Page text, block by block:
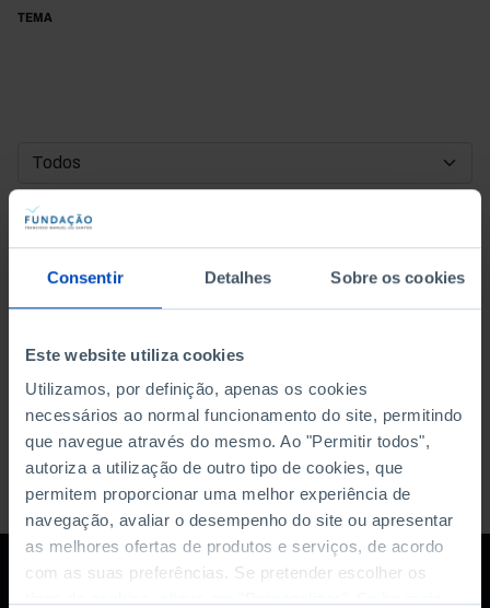
Consentir Detalhes Sobre os cookies
Este website utiliza cookies
Utilizamos, por definição, apenas os cookies
necessários ao normal funcionamento do site, permitindo
que navegue através do mesmo. Ao "Permitir todos",
autoriza a utilização de outro tipo de cookies, que
permitem proporcionar uma melhor experiência de
navegação, avaliar o desempenho do site ou apresentar
as melhores ofertas de produtos e serviços, de acordo
com as suas preferências. Se pretender escolher os
TEMA
DATA DE INÍCIO
DATA DE FIM